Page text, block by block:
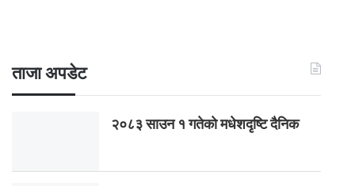
ताजा अपडेट
२०८३ साउन १ गतेकाे मधेशदृष्टि दैनिक